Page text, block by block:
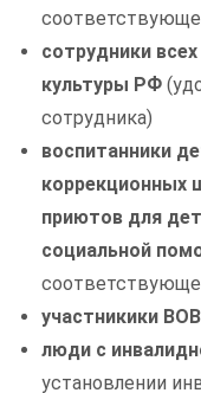
сотрудники
культуры РФ
сотрудника)
воспитанники
коррекционных
приютов для
социальной
участникики ВОВ
люди с
установлении